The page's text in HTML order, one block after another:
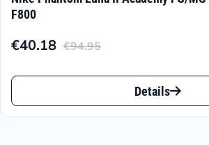
F800
€94.95
Ursprünglicher
Preis
€94.95
€40.18
Aktueller
Preis
€40.18.
Dieses
Produkt
Details